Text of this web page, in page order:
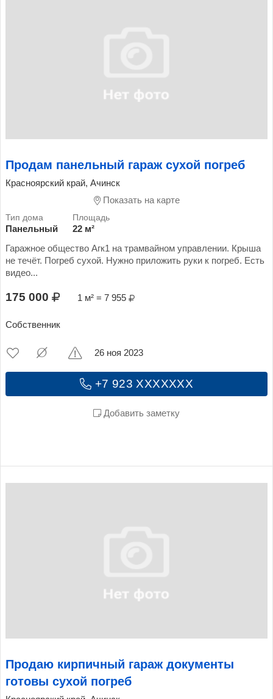
Продам панельный гараж сухой погреб
Красноярский край, Ачинск
Показать на карте
Панельный
22 м²
Гаражное общество Агк1 на трамвайном управлении. Крыша
не течёт. Погреб сухой. Нужно приложить руки к погреб. Есть
видео...
175 000 1 м² = 7 955
Собственник
+7 923 XXXXXXX
Добавить заметку
26 ноя 2023
Продаю кирпичный гараж документы
готовы сухой погреб